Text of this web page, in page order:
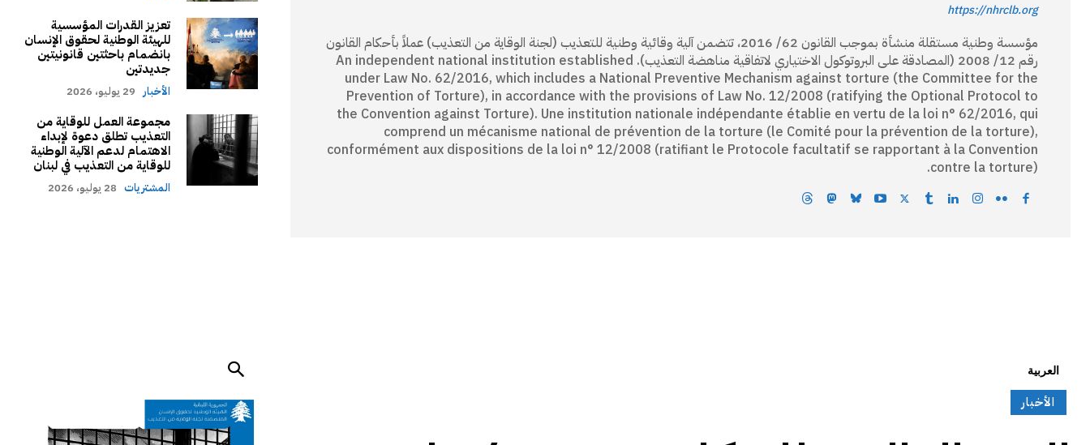
تعزيز القدرات المؤسسية
للهيئة الوطنية لحقوق الإنسان
بانضمام باحثتين قانونيتين
جديدتين
الأخبار 29 يوليو، 2026
مجموعة العمل للوقاية من
التعذيب تطلق دعوة لإبداء
الاهتمام لدعم الآلية الوطنية
للوقاية من التعذيب في لبنان
المشتريات 28 يوليو، 2026
https://nhrclb.org
مؤسسة وطنية مستقلة منشأة بموجب القانون 62/ 2016، تتضمن آلية وقائية وطنية للتعذيب (لجنة الوقاية من التعذيب) عملاً بأحكام القانون
رقم 12/ 2008 (المصادقة على البروتوكول الاختياري لاتفاقية مناهضة التعذيب). An independent national institution established
under Law No. 62/2016, which includes a National Preventive Mechanism against torture (the Committee for the
Prevention of Torture), in accordance with the provisions of Law No. 12/2008 (ratifying the Optional Protocol to
the Convention against Torture). Une institution nationale indépendante établie en vertu de la loi n° 62/2016, qui
comprend un mécanisme national de prévention de la torture (le Comité pour la prévention de la torture),
conformément aux dispositions de la loi n° 12/2008 (ratifiant le Protocole facultatif se rapportant à la Convention
contre la torture).